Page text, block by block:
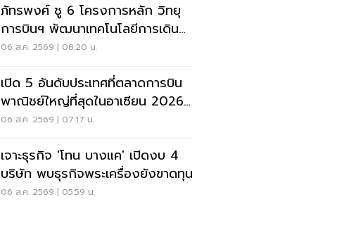
ภัทรพงศ์ ชู 6 โครงการหลัก วิทยุ
การบินฯ พัฒนาเทคโนโลยีการเดิน
อากาศ การบินยุคใหม่
06 ส.ค. 2569 | 08:20 น.
เปิด 5 อันดับประเทศที่ตลาดการบิน
พาณิชย์ใหญ่ที่สุดในอาเซียน 2026
เวียดนามแซงไทยแล้ว
06 ส.ค. 2569 | 07:17 น.
เจาะธุรกิจ 'โทน บางแค' เปิดงบ 4
บริษัท พบธุรกิจพระเครื่องยังขาดทุน
06 ส.ค. 2569 | 05:59 น.